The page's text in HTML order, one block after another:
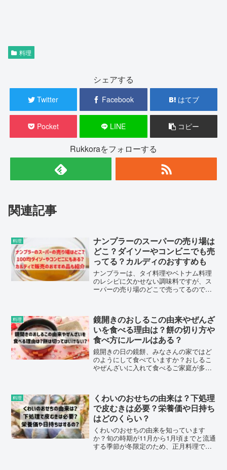
料理
シェアする
Twitter Facebook はてブ
Pocket LINE コピー
Rukkoraをフォローする
関連記事
料理
ナンプラーのスーパーの売り場は
どこ？ダイソーやコンビニでも売
ってる？カルディのおすすめも
ナンプラーは、タイ料理やベトナム料理
のレシピに欠かせない調味料ですが、ス
ーパーの売り場のどこで売ってるのでし
でおすすめの商品についてもまとめまし
た。
料理
鏡開きのおしるこの由来やぜんざ
いを食べる理由は？餅の切り方や
食べ方にルールはある？
鏡開きの日の鏡餅、みなさんの家ではど
のようにして食べていますか？おしるこ
やぜんざいに入れて食べるご家庭が多い
中や午後どのタイミングで食べるのが良
いかルールはあるのかについてまとめま
した。
料理
くわいのおせちの由来は？下処理
で皮むきは必要？栄養価や日持ち
はどのくらい？
くわいのおせちの由来を知っています
か？旬の時期が11月から1月頃までと流通
する季節が冬限定のため、正月料理でし